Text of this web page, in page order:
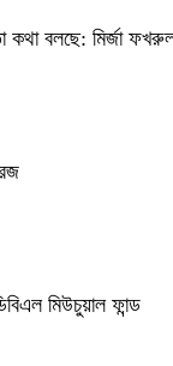
কথা বলছে: মির্জা
মিউচুয়াল ফান্ড